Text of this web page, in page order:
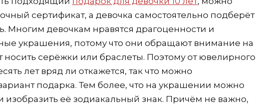
сертификат, а девочка самостоятельно подберёт
Многим девочкам нравятся драгоценности и
украшения, потому что они обращают внимание на
носить серёжки или браслеты. Поэтому от ювелирного
лет вряд ли откажется, так что можно
подарка. Тем более, что на украшении можно
изобразить её зодиакальный знак. Причём не важно,